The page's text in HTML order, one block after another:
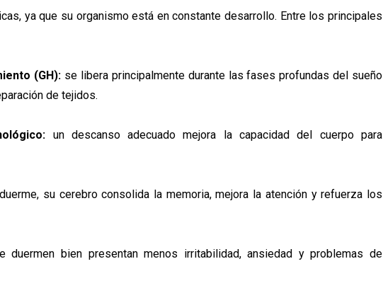
ya que su organismo está en constante desarrollo. Entre los principales
(GH): se libera principalmente durante las fases profundas del sueño
de tejidos.
un descanso adecuado mejora la capacidad del cuerpo para
su cerebro consolida la memoria, mejora la atención y refuerza los
duermen bien presentan menos irritabilidad, ansiedad y problemas de